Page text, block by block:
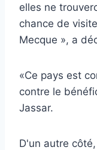
elles ne
chance de
Mecque », a
«Ce pays est
contre le
Jassar.
D'un autre